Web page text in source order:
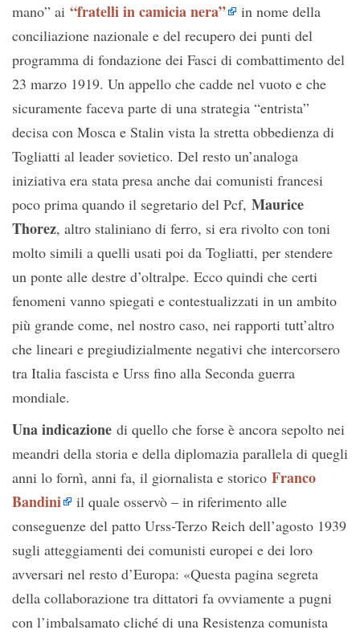
mano” ai “fratelli in camicia nera”
in nome della
conciliazione nazionale e del recupero dei punti del
programma di fondazione dei Fasci di combattimento del
23 marzo 1919. Un appello che cadde nel vuoto e che
sicuramente faceva parte di una strategia “entrista”
decisa con Mosca e Stalin vista la stretta obbedienza di
Togliatti al leader sovietico. Del resto un’analoga
iniziativa era stata presa anche dai comunisti francesi
poco prima quando il segretario del Pcf, Maurice
Thorez, altro staliniano di ferro, si era rivolto con toni
molto simili a quelli usati poi da Togliatti, per stendere
un ponte alle destre d’oltralpe. Ecco quindi che certi
fenomeni vanno spiegati e contestualizzati in un ambito
più grande come, nel nostro caso, nei rapporti tutt’altro
che lineari e pregiudizialmente negativi che intercorsero
tra Italia fascista e Urss fino alla Seconda guerra
mondiale.
Una indicazione di quello che forse è ancora sepolto nei
meandri della storia e della diplomazia parallela di quegli
anni lo fornì, anni fa, il giornalista e storico Franco
Bandini
il quale osservò – in riferimento alle
conseguenze del patto Urss-Terzo Reich dell’agosto 1939
sugli atteggiamenti dei comunisti europei e dei loro
avversari nel resto d’Europa: «Questa pagina segreta
della collaborazione tra dittatori fa ovviamente a pugni
con l’imbalsamato cliché di una Resistenza comunista